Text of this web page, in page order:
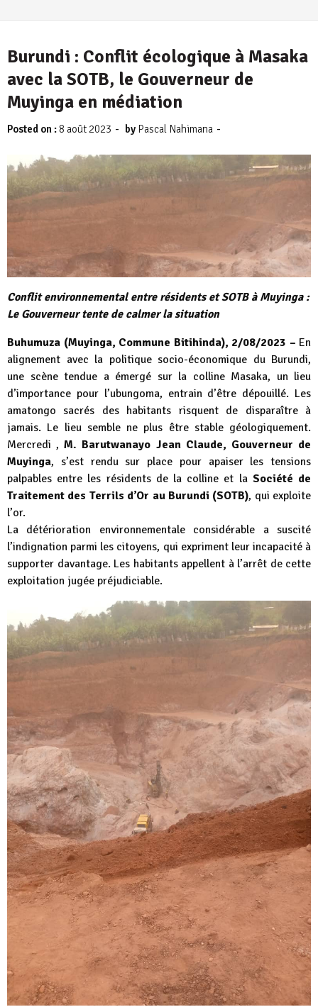
Burundi : Conflit écologique à Masaka
avec la SOTB, le Gouverneur de
Muyinga en médiation
Posted on : 8 août 2023 - by Pascal Nahimana -
Conflit environnemental entre résidents et SOTB à Muyinga :
Le Gouverneur tente de calmer la situation
Buhumuza (Muyinga, Commune Bitihinda), 2/08/2023 – En
alignement avec la politique socio-économique du Burundi,
une scène tendue a émergé sur la colline Masaka, un lieu
d’importance pour l’ubungoma, entrain d’être dépouillé. Les
amatongo sacrés des habitants risquent de disparaître à
jamais. Le lieu semble ne plus être stable géologiquement.
Mercredi ,M. Barutwanayo Jean Claude, Gouverneur de
Muyinga, s’est rendu sur place pour apaiser les tensions
palpables entre les résidents de la colline et la Société de
Traitement des Terrils d’Or au Burundi (SOTB), qui exploite
l’or.
La détérioration environnementale considérable a suscité
l’indignation parmi les citoyens, qui expriment leur incapacité à
supporter davantage. Les habitants appellent à l’arrêt de cette
exploitation jugée préjudiciable.